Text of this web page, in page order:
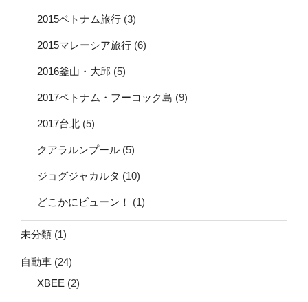
2015ベトナム旅行 (3)
2015マレーシア旅行 (6)
2016釜山・大邱 (5)
2017ベトナム・フーコック島 (9)
2017台北 (5)
クアラルンプール (5)
ジョグジャカルタ (10)
どこかにビューン！ (1)
未分類 (1)
自動車 (24)
XBEE (2)